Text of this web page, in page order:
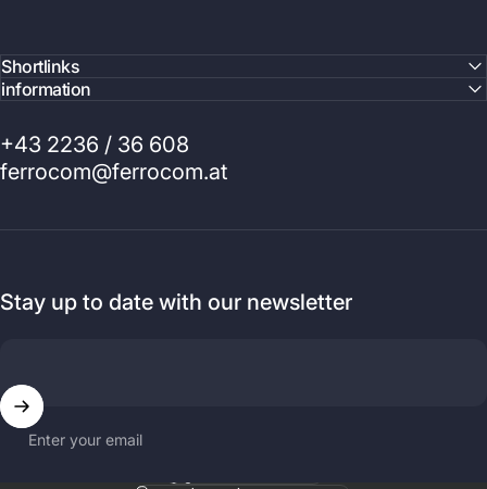
Shortlinks
information
+43 2236 / 36 608
ferrocom@ferrocom.at
Stay up to date with our newsletter
Enter your email
Language